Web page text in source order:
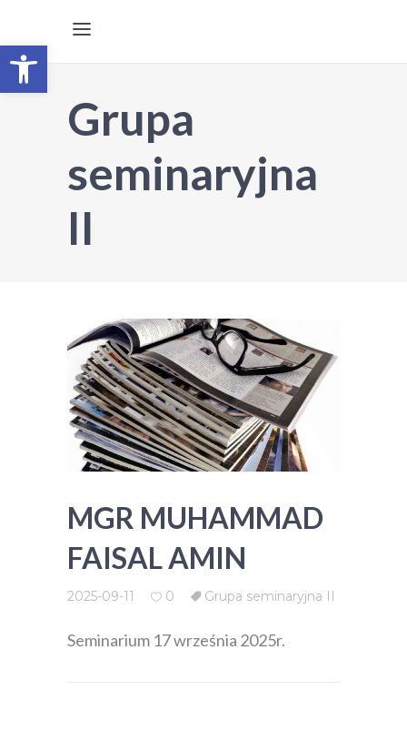
Otwórz pasek narzędzi
Grupa
seminaryjna
II
MGR MUHAMMAD
FAISAL AMIN
2025-09-11 0 Grupa seminaryjna II
Seminarium 17 września 2025r.